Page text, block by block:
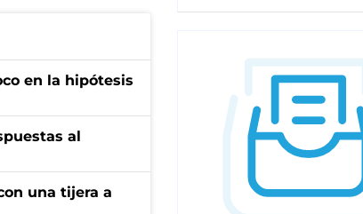
en la hipótesis
al
una tijera a